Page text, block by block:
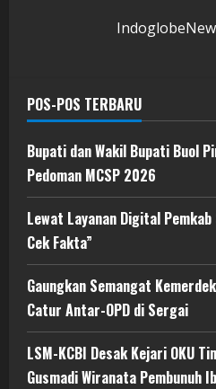
POS-POS TERBARU
Bupati dan Wakil Bupati Buol
Pedoman MCSP 2026
Lewat Layanan Digital
Cek Fakta”
Gaungkan Semangat
Catur Antar-OPD di Sergai
LSM-KCBI Desak Kejari OKU
Gusmadi Wiranata Pembunuh